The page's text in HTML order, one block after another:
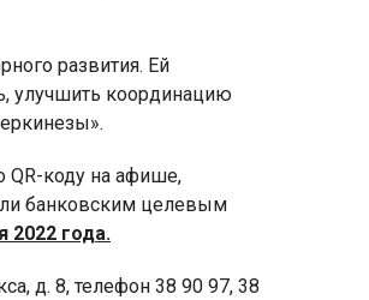
развития. Ей
улучшить координацию
QR-коду на афише,
банковским целевым
2022 года.
д. 8, телефон 38 90 97, 38